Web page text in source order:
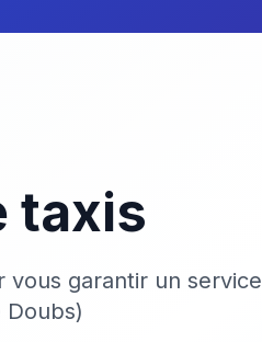
taxis
vous garantir un service
Doubs)